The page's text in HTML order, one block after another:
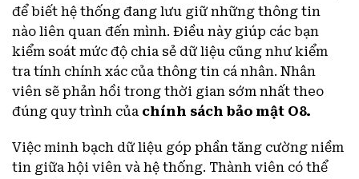
để biết hệ thống đang lưu giữ những thông tin
nào liên quan đến mình. Điều này giúp các bạn
kiểm soát mức độ chia sẻ dữ liệu cũng như kiểm
tra tính chính xác của thông tin cá nhân. Nhân
viên sẽ phản hồi trong thời gian sớm nhất theo
đúng quy trình của chính sách bảo mật O8.
Việc minh bạch dữ liệu góp phần tăng cường niềm
tin giữa hội viên và hệ thống. Thành viên có thể